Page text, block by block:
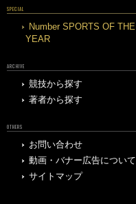
SPECIAL
Number SPORTS OF THE
YEAR
ARCHIVE
競技から探す
著者から探す
OTHERS
お問い合わせ
動画・バナー広告について
サイトマップ